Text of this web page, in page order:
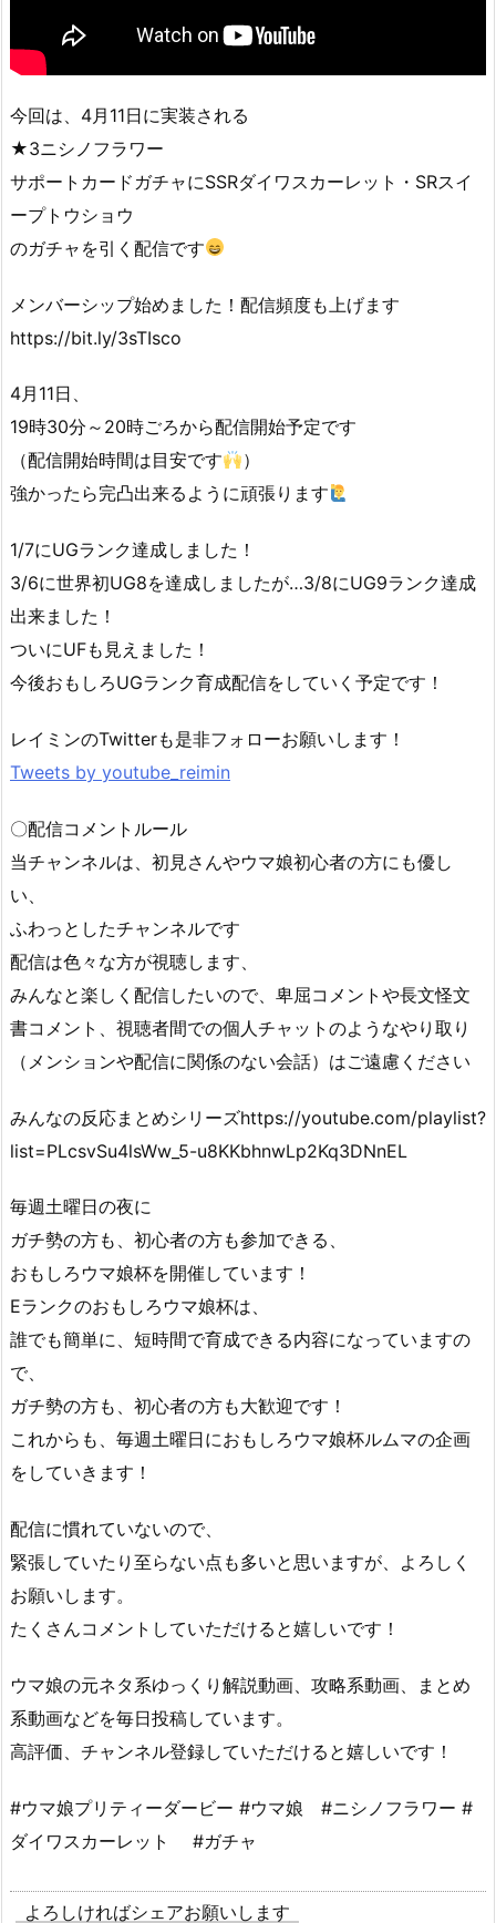
今回は、4月11日に実装される
★3ニシノフラワー
サポートカードガチャにSSRダイワスカーレット・SRスイ
ープトウショウ
のガチャを引く配信です
メンバーシップ始めました！配信頻度も上げます
https://bit.ly/3sTIsco
4月11日、
19時30分～20時ごろから配信開始予定です
（配信開始時間は目安です
）
強かったら完凸出来るように頑張ります
1/7にUGランク達成しました！
3/6に世界初UG8を達成しましたが…3/8にUG9ランク達成
出来ました！
ついにUFも見えました！
今後おもしろUGランク育成配信をしていく予定です！
レイミンのTwitterも是非フォローお願いします！
Tweets by youtube_reimin
〇配信コメントルール
当チャンネルは、初見さんやウマ娘初心者の方にも優し
い、
ふわっとしたチャンネルです
配信は色々な方が視聴します、
みんなと楽しく配信したいので、卑屈コメントや長文怪文
書コメント、視聴者間での個人チャットのようなやり取り
（メンションや配信に関係のない会話）はご遠慮ください
みんなの反応まとめシリーズhttps://youtube.com/playlist?
list=PLcsvSu4lsWw_5-u8KKbhnwLp2Kq3DNnEL
毎週土曜日の夜に
ガチ勢の方も、初心者の方も参加できる、
おもしろウマ娘杯を開催しています！
Eランクのおもしろウマ娘杯は、
誰でも簡単に、短時間で育成できる内容になっていますの
で、
ガチ勢の方も、初心者の方も大歓迎です！
これからも、毎週土曜日におもしろウマ娘杯ルムマの企画
をしていきます！
配信に慣れていないので、
緊張していたり至らない点も多いと思いますが、よろしく
お願いします。
たくさんコメントしていただけると嬉しいです！
ウマ娘の元ネタ系ゆっくり解説動画、攻略系動画、まとめ
系動画などを毎日投稿しています。
高評価、チャンネル登録していただけると嬉しいです！
#ウマ娘プリティーダービー #ウマ娘 #ニシノフラワー #
ダイワスカーレット #ガチャ
よろしければシェアお願いします